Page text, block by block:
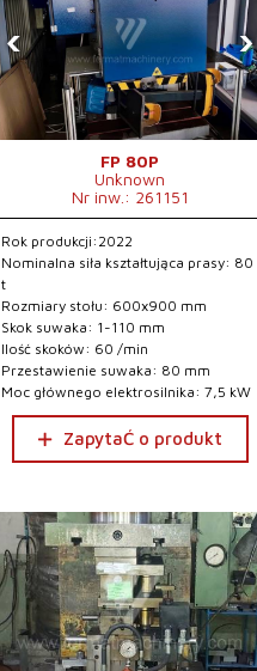
‹ ›
FP 80P
Unknown
Nr inw.: 261151
Rok produkcji:2022
Nominalna siła kształtująca prasy: 80
t
Rozmiary stołu: 600x900 mm
Skok suwaka: 1-110 mm
Ilość skoków: 60 /min
Przestawienie suwaka: 80 mm
Moc głównego elektrosilnika: 7,5 kW
ZapytaĆ o produkt